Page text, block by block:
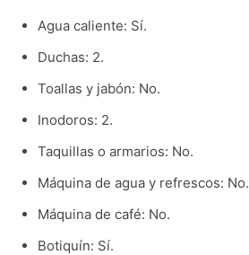
Agua caliente: Sí.
Duchas: 2.
Toallas y jabón: No.
Inodoros: 2.
Taquillas o armarios: No.
Máquina de agua y refrescos: No.
Máquina de café: No.
Botiquín: Sí.